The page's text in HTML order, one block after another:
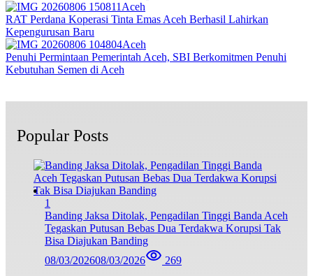
Aceh
RAT Perdana Koperasi Tinta Emas Aceh Berhasil Lahirkan
Kepengurusan Baru
Aceh
Penuhi Permintaan Pemerintah Aceh, SBI Berkomitmen Penuhi
Kebutuhan Semen di Aceh
Popular Posts
1
Banding Jaksa Ditolak, Pengadilan Tinggi Banda Aceh
Tegaskan Putusan Bebas Dua Terdakwa Korupsi Tak
Bisa Diajukan Banding
08/03/202608/03/2026 269